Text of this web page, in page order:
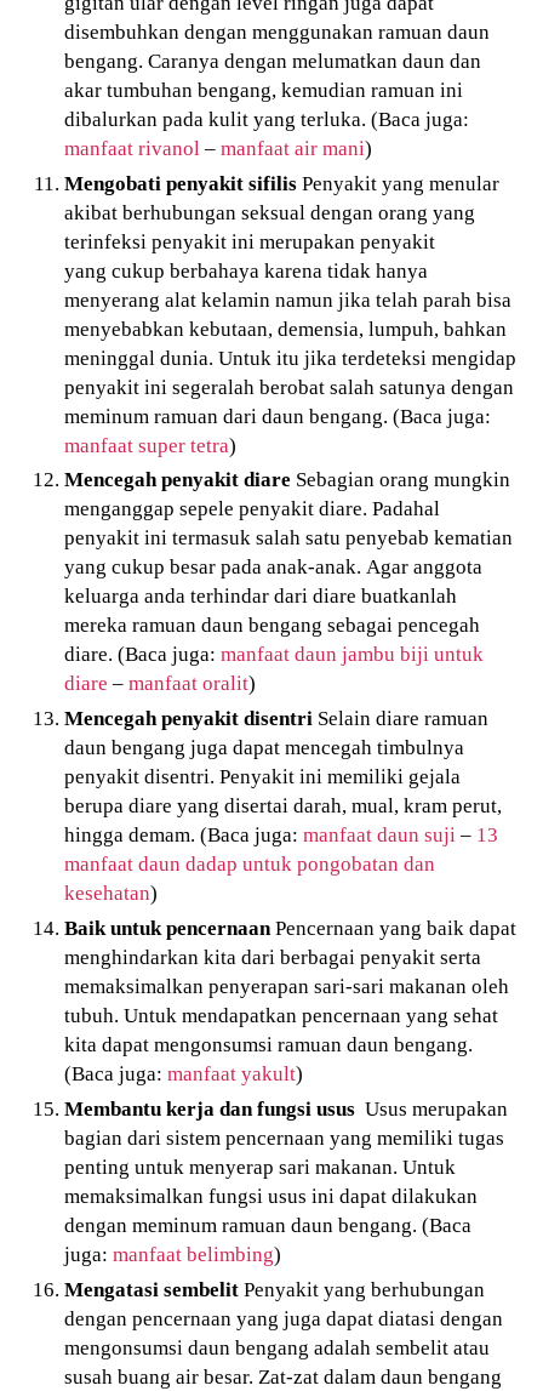
disembuhkan dengan menggunakan ramuan daun
bengang. Caranya dengan melumatkan daun dan
akar tumbuhan bengang, kemudian ramuan ini
dibalurkan pada kulit yang terluka. (Baca juga:
manfaat rivanol –manfaat air mani)
Mengobati penyakit sifilis Penyakit yang menular
akibat berhubungan seksual dengan orang yang
terinfeksi penyakit ini merupakan penyakit
yang cukup berbahaya karena tidak hanya
menyerang alat kelamin namun jika telah parah bisa
menyebabkan kebutaan, demensia, lumpuh, bahkan
meninggal dunia. Untuk itu jika terdeteksi mengidap
penyakit ini segeralah berobat salah satunya dengan
meminum ramuan dari daun bengang. (Baca juga:
manfaat super tetra)
Mencegah penyakit diare Sebagian orang mungkin
menganggap sepele penyakit diare. Padahal
penyakit ini termasuk salah satu penyebab kematian
yang cukup besar pada anak-anak. Agar anggota
keluarga anda terhindar dari diare buatkanlah
mereka ramuan daun bengang sebagai pencegah
diare. (Baca juga:manfaat daun jambu biji untuk
diare –manfaat oralit)
Mencegah penyakit disentri Selain diare ramuan
daun bengang juga dapat mencegah timbulnya
penyakit disentri. Penyakit ini memiliki gejala
berupa diare yang disertai darah, mual, kram perut,
hingga demam. (Baca juga:manfaat daun suji – 13
manfaat daun dadap untuk pongobatan dan
kesehatan)
Baik untuk pencernaanPencernaan yang baik dapat
menghindarkan kita dari berbagai penyakit serta
memaksimalkan penyerapan sari-sari makanan oleh
tubuh. Untuk mendapatkan pencernaan yang sehat
kita dapat mengonsumsi ramuan daun bengang.
(Baca juga:manfaat yakult)
Membantu kerja dan fungsi usus Usus merupakan
bagian dari sistem pencernaan yang memiliki tugas
penting untuk menyerap sari makanan. Untuk
memaksimalkan fungsi usus ini dapat dilakukan
dengan meminum ramuan daun bengang. (Baca
juga:manfaat belimbing)
Mengatasi sembelit Penyakit yang berhubungan
dengan pencernaan yang juga dapat diatasi dengan
mengonsumsi daun bengang adalah sembelit atau
susah buang air besar. Zat-zat dalam daun bengang